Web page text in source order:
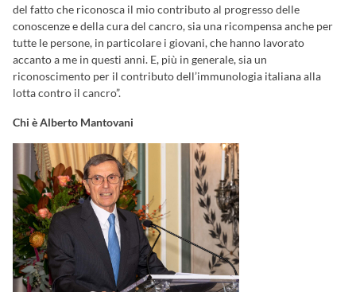
del fatto che riconosca il mio contributo al progresso delle
conoscenze e della cura del cancro, sia una ricompensa anche per
tutte le persone, in particolare i giovani, che hanno lavorato
accanto a me in questi anni. E, più in generale, sia un
riconoscimento per il contributo dell’immunologia italiana alla
lotta contro il cancro”.
Chi è Alberto Mantovani